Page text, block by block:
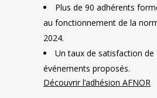
Plus de 90 adhérents
au fonctionnement de la
2024.
Un taux de satisfaction de
événements proposés.
Découvrir l’adhésion AFNOR